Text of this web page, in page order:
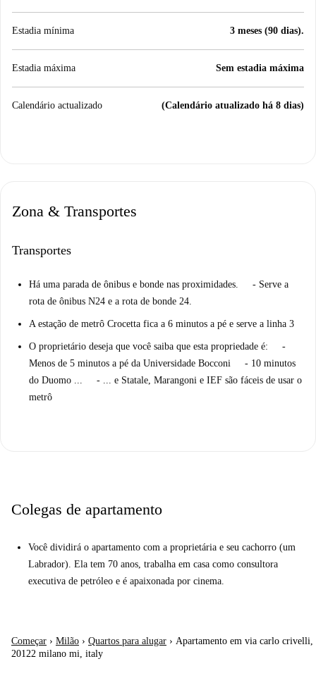
Estadia mínima 3 meses (90 dias).
Estadia máxima Sem estadia máxima
Calendário actualizado (Calendário atualizado há 8 dias)
Zona & Transportes
Transportes
Há uma parada de ônibus e bonde nas proximidades. - Serve a
rota de ônibus N24 e a rota de bonde 24.
A estação de metrô Crocetta fica a 6 minutos a pé e serve a linha 3
O proprietário deseja que você saiba que esta propriedade é: -
Menos de 5 minutos a pé da Universidade Bocconi - 10 minutos
do Duomo ... - ... e Statale, Marangoni e IEF são fáceis de usar o
metrô
Colegas de apartamento
Você dividirá o apartamento com a proprietária e seu cachorro (um
Labrador). Ela tem 70 anos, trabalha em casa como consultora
executiva de petróleo e é apaixonada por cinema.
Começar › Milão › Quartos para alugar › Apartamento em via carlo crivelli,
20122 milano mi, italy